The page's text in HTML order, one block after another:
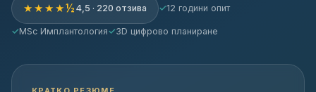
★★★★½ 4,5 · 220 отзива 12 години опит
MSc Имплантология 3D цифрово планиране